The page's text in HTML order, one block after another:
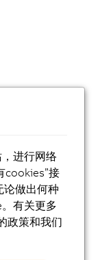
进行网络
cookies”接
论做出何种
有关更多
政策和我们